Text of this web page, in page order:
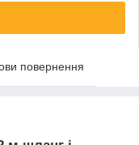
повернення